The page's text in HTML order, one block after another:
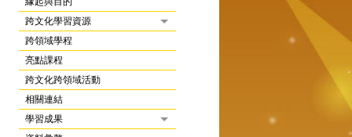
跨文化學習資源
跨領域學程
亮點課程
跨文化跨領域活動
相關連結
學習成果